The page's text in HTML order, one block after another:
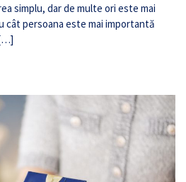
simplu, dar de multe ori este mai
cât persoana este mai importantă